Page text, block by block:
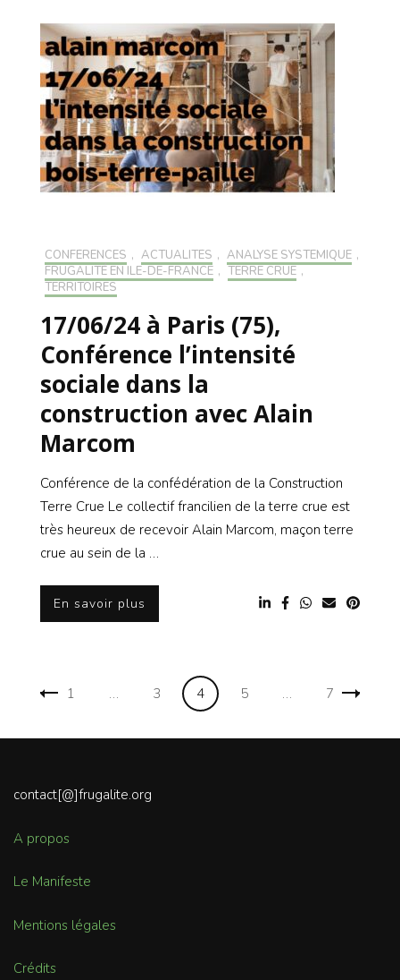
CONFÉRENCES , ACTUALITÉS , ANALYSE SYSTÉMIQUE ,
FRUGALITÉ EN ILE-DE-FRANCE , TERRE CRUE ,
TERRITOIRES
17/06/24 à Paris (75),
Conférence l’intensité
sociale dans la
construction avec Alain
Marcom
Conférence de la confédération de la Construction
Terre Crue Le collectif francilien de la terre crue est
très heureux de recevoir Alain Marcom, maçon terre
crue au sein de la …
En savoir plus
Navigation
articles
Page
1 … Page
3 Page
4 Page
5 … Page
7
contact[@]frugalite.org
A propos
Le Manifeste
Mentions légales
Crédits